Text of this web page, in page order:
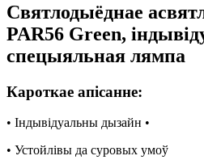
Святлодыёднае
PAR56 Green,
спецыяльная лямпа
Кароткае апісанне:
• Індывідуальны дызайн •
• Устойлівы да суровых умоў